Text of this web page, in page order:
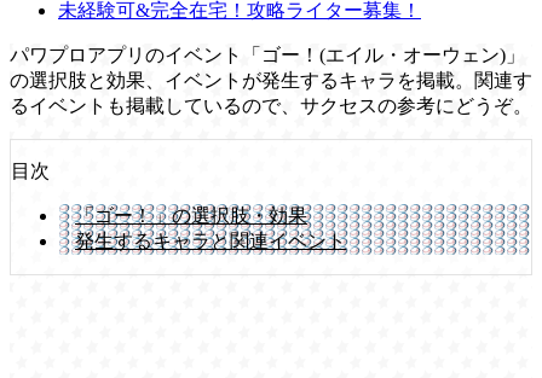
未経験可&完全在宅！攻略ライター募集！
パワプロアプリのイベント「ゴー！(エイル・オーウェン)」
の選択肢と効果、イベントが発生するキャラを掲載。関連す
るイベントも掲載しているので、サクセスの参考にどうぞ。
目次
「ゴー！」の選択肢・効果
発生するキャラと関連イベント